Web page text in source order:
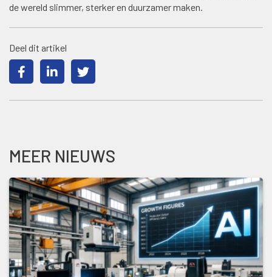
de wereld slimmer, sterker en duurzamer maken.
Deel dit artikel
MEER NIEUWS